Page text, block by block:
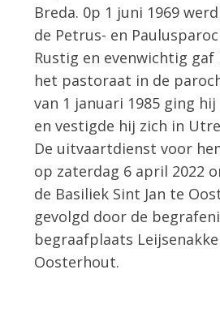
Breda. 0p 1 juni 1969
de Petrus- en
Rustig en evenwichtig
het pastoraat in de
van 1 januari 1985 ging
en vestigde hij zich in
De uitvaartdienst voor
op zaterdag 6 april 2022
de Basiliek Sint Jan te
gevolgd door de
begraafplaats
Oosterhout.